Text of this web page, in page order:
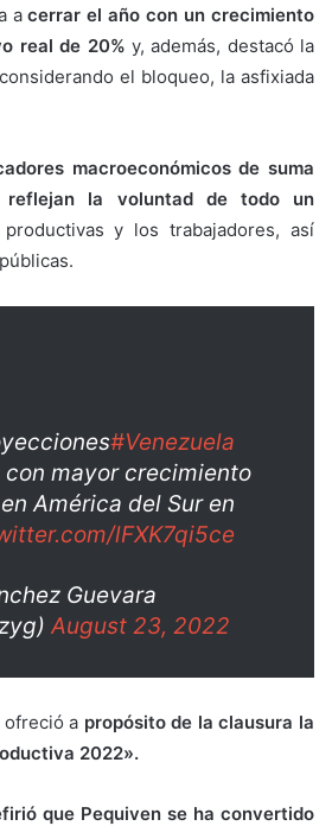
acerrar el año con un crecimiento
real de 20% y, además, destacó la
el bloqueo, la asfixiada
macroeconómicos de suma
reflejan la voluntad de todo un
y los trabajadores, así
#Venezuela
con mayor crecimiento
América del Sur en
lFXK7qi5ce
Guevara
August 23, 2022
ofreció a propósito de la clausura la
2022».
que Pequiven se ha convertido